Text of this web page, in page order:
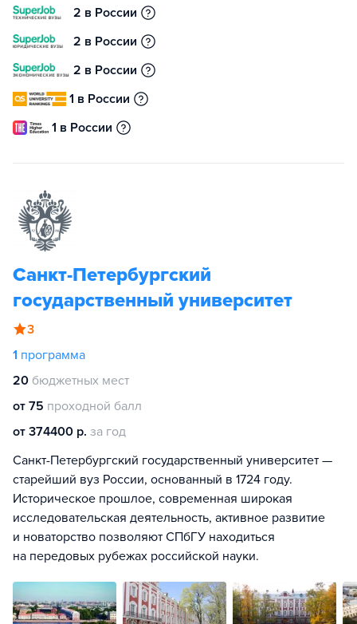
2 в России
2 в России
2 в России
1 в России
1 в России
Санкт-Петербургский
государственный университет
3
1 программа
20 бюджетных мест
от 75 проходной балл
от 374400 р. за год
Санкт-Петербургский государственный университет —
старейший вуз России, основанный в 1724 году.
Историческое прошлое, современная широкая
исследовательская деятельность, активное развитие
и новаторство позволяют СПбГУ находиться
на передовых рубежах российской науки.